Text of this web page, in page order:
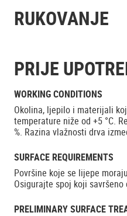
RUKOVANJE
PRIJE
WORKING CONDITIONS
Okolina, ljepilo i materijali
temperature niže od +5 °C.
%. Razina vlažnosti drva
SURFACE REQUIREMENTS
Površine koje se lijepe
Osigurajte spoj koji savršeno
PRELIMINARY SURFACE